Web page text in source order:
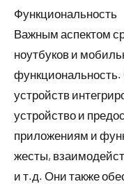
Функциональность
Важным аспектом
ноутбуков и
устройств
устройство и
приложениям и
жесты,
и т.д. Они также